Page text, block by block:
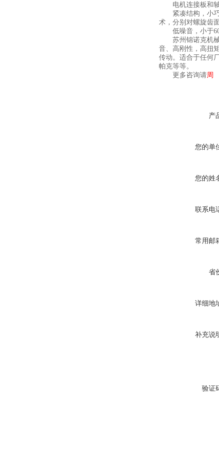
电机连接板和轴
紧凑结构，小巧
术，分别对螺旋齿
低噪音，小于60
苏州锦诺克机械
音、高刚性，高扭
传动。适合于任何
帕克等等。
更多咨询请周
产
您的单
您的姓
联系电
常用邮
省
详细地
补充说
验证